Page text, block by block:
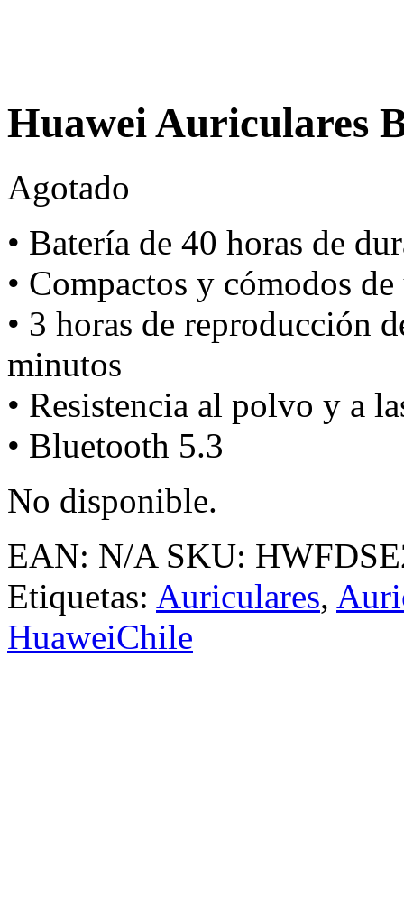
Huawei Auriculares
Agotado
• Batería de 40 horas de
• Compactos y cómodos de
• 3 horas de reproducción
minutos
• Resistencia al polvo y a
• Bluetooth 5.3
No disponible.
EAN: N/A SKU:
Etiquetas: Auriculares,
HuaweiChile